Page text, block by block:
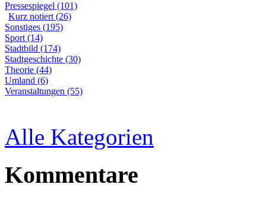
Pressespiegel (101)
Kurz notiert (26)
Sonstiges (195)
Sport (14)
Stadtbild (174)
Stadtgeschichte (30)
Theorie (44)
Umland (6)
Veranstaltungen (55)
Alle Kategorien
Kommentare